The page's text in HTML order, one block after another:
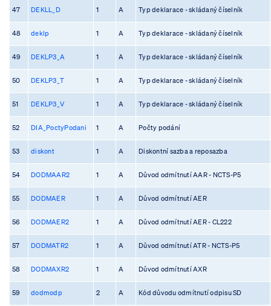
47 DEKLL_D 1 A Typ deklarace - skládaný číselník
48 deklp 1 A Typ deklarace - skládaný číselník
49 DEKLP3_A 1 A Typ deklarace - skládaný číselník
50 DEKLP3_T 1 A Typ deklarace - skládaný číselník
51 DEKLP3_V 1 A Typ deklarace - skládaný číselník
52 DIA_PoctyPodani 1 A Počty podání
53 diskont 1 A Diskontní sazba a reposazba
54 DODMAAR2 1 A Důvod odmítnutí AAR - NCTS-P5
55 DODMAER 1 A Důvod odmítnutí AER
56 DODMAER2 1 A Důvod odmítnutí AER - CL222
57 DODMATR2 1 A Důvod odmítnutí ATR - NCTS-P5
58 DODMAXR2 1 A Důvod odmítnutí AXR
59 dodmodp 2 A Kód důvodu odmítnutí odpisu SD